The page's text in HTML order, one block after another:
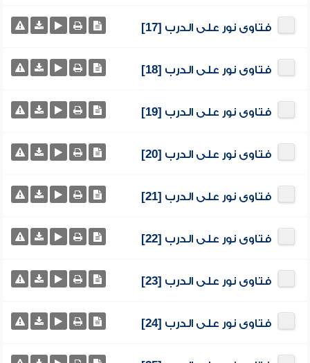
فتاوى نور على الدرب [17]
فتاوى نور على الدرب [18]
فتاوى نور على الدرب [19]
فتاوى نور على الدرب [20]
فتاوى نور على الدرب [21]
فتاوى نور على الدرب [22]
فتاوى نور على الدرب [23]
فتاوى نور على الدرب [24]